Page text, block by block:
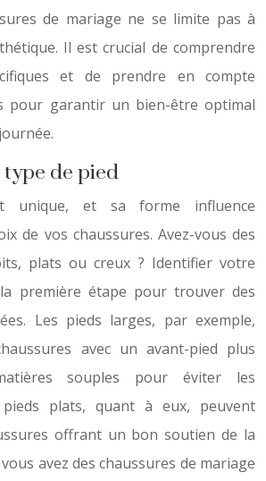
de mariage ne se limite pas à
Il est crucial de comprendre
et de prendre en compte
pour garantir un bien-être optimal
de pied
unique, et sa forme influence
de vos chaussures. Avez-vous des
plats ou creux ? Identifier votre
première étape pour trouver des
Les pieds larges, par exemple,
avec un avant-pied plus
souples pour éviter les
plats, quant à eux, peuvent
offrant un bon soutien de la
avez des chaussures de mariage